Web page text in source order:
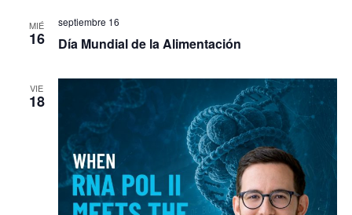
MIÉ
16 Día Mundial de la Alimentación
septiembre 16
VIE
18